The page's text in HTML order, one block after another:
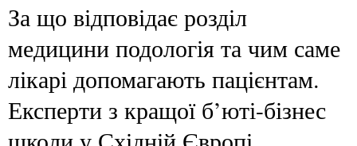
За що відповідає розділ
медицини подологія та чим саме
лікарі допомагають пацієнтам.
Експерти з кращої б’юті-бізнес